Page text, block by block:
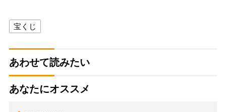
宝くじ
あわせて読みたい
あなたにオススメ